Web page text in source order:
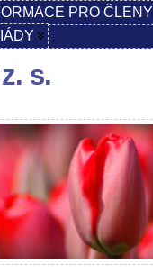
PRO ČLENY
s.